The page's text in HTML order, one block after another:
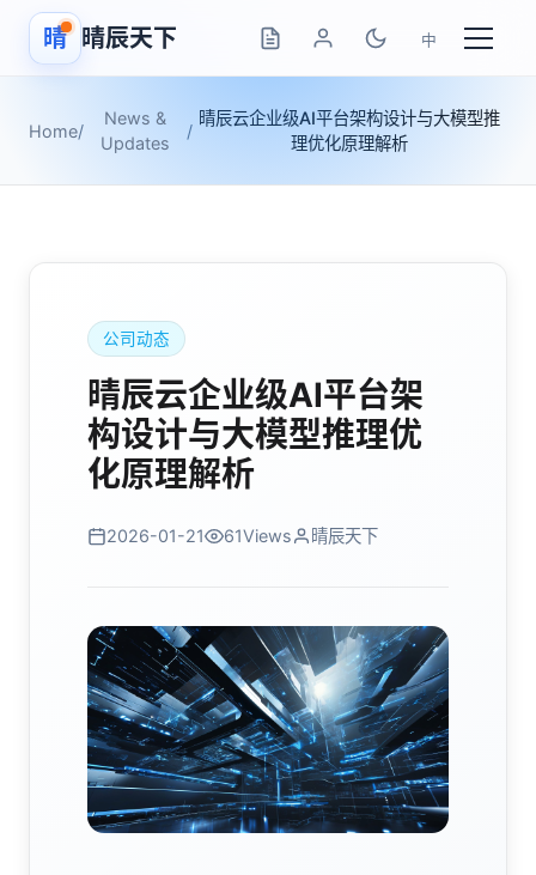
晴 晴辰天下 中
Home/
News &
Updates
/
晴辰云企业级AI平台架构设计与大模型推
理优化原理解析
公司动态
晴辰云企业级AI平台架
构设计与大模型推理优
化原理解析
2026-01-21 61Views 晴辰天下